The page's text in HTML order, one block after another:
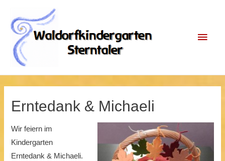
Inhalt
springen
Erntedank & Michaeli
Wir feiern im
Kindergarten
Erntedank & Michaeli.